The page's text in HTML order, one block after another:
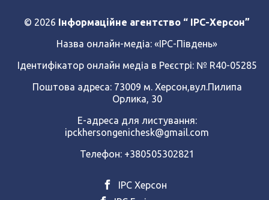
© 2026 Інформаційне агентство “ IPC-Херсон”
Назва онлайн-медіа: «ІРС-Південь»
Ідентифікатор онлайн медіа в Реєстрі: № R40-05285
Поштова адреса: 73009 м. Херсон,вул.Пилипа
Орлика, 30
Е-адреса для листування:
ipckhersongenichesk@gmail.com
Телефон: +380505302821
ІРС Херсон